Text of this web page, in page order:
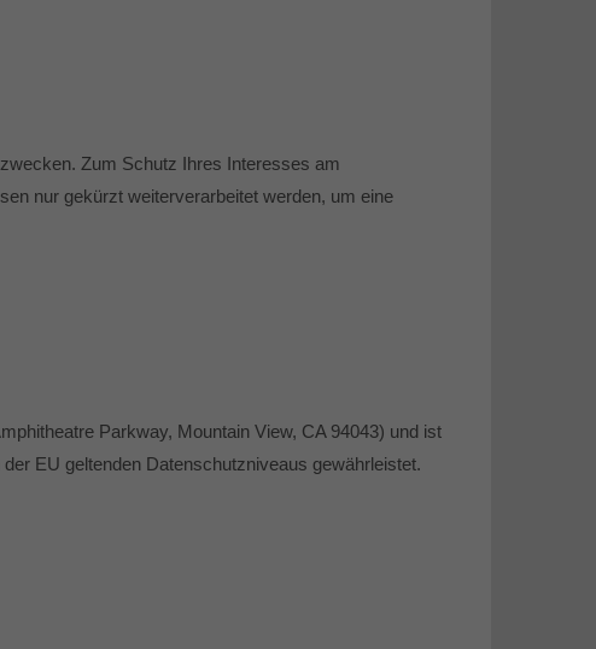
Zum Schutz Ihres Interesses am
nur gekürzt weiterverarbeitet werden, um eine
Parkway, Mountain View, CA 94043) und ist
EU geltenden Datenschutzniveaus gewährleistet.